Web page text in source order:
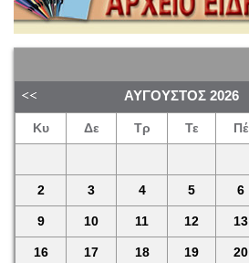
ΑΎΓΟΥΣΤΟΣ 2026
Κυ Δε Τρ Τε Πέ
2 3 4 5 6
9 10 11 12 13
16 17 18 19 20